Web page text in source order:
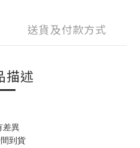
送貨及付款方式
描述
差異
到貨